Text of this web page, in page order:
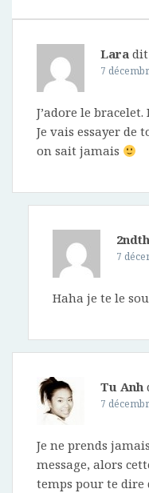
Lara dit
7
J’adore le
Je vais essayer de
on sait jamais
7
Haha je te le
Tu Anh
7
Je ne prends
message, alors
temps pour te dire